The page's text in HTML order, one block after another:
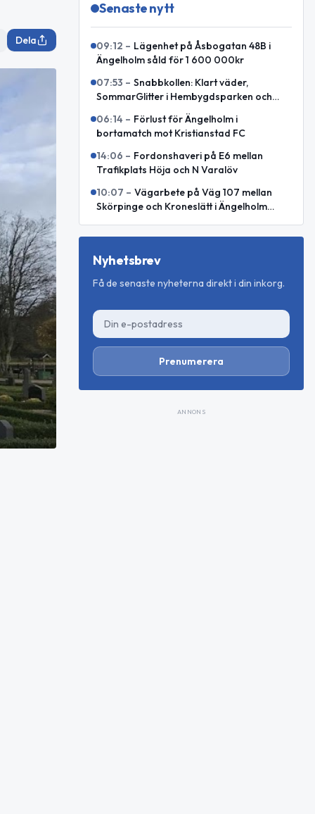
Dela
Senaste nytt
09:12 – Lägenhet på Åsbogatan 48B i
Ängelholm såld för 1 600 000kr
07:53 – Snabbkollen: Klart väder,
SommarGlitter i Hembygdsparken och
internationellt försvarssamarbete
06:14 – Förlust för Ängelholm i
bortamatch mot Kristianstad FC
14:06 – Fordonshaveri på E6 mellan
Trafikplats Höja och N Varalöv
10:07 – Vägarbete på Väg 107 mellan
Skörpinge och Kroneslätt i Ängelholm
Nyhetsbrev
Få de senaste nyheterna direkt i din inkorg.
Prenumerera
ANNONS